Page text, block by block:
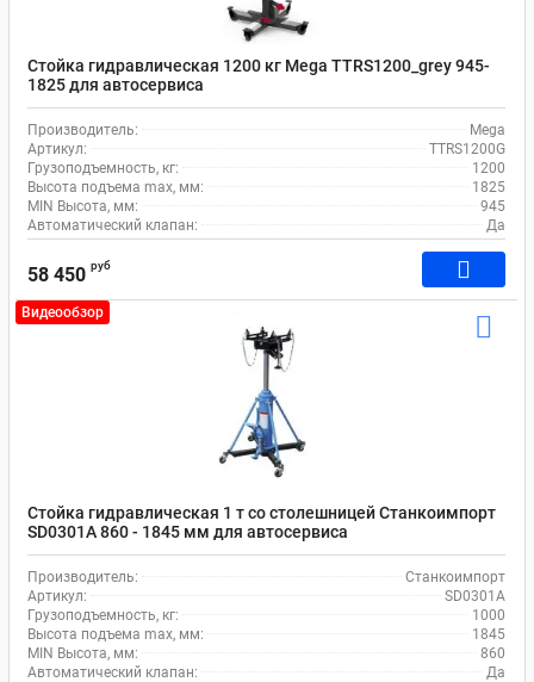
Стойка гидравлическая 1200 кг Mega TTRS1200_grey 945-
1825 для автосервиса
Производитель:
Mega
Артикул:
TTRS1200G
Грузоподъемность, кг:
1200
Высота подъема max, мм:
1825
MIN Высота, мм:
945
Автоматический клапан:
Да
58 450 руб
Видеообзор
Стойка гидравлическая 1 т со столешницей Станкоимпорт
SD0301A 860 - 1845 мм для автосервиса
Производитель:
Станкоимпорт
Артикул:
SD0301A
Грузоподъемность, кг:
1000
Высота подъема max, мм:
1845
MIN Высота, мм:
860
Автоматический клапан:
Да